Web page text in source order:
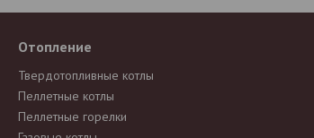
Отопление
Твердотопливные котлы
Пеллетные котлы
Пеллетные горелки